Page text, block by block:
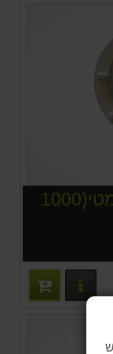
כוסיות לכותש כדורים אוטומטי(1000
פרטים